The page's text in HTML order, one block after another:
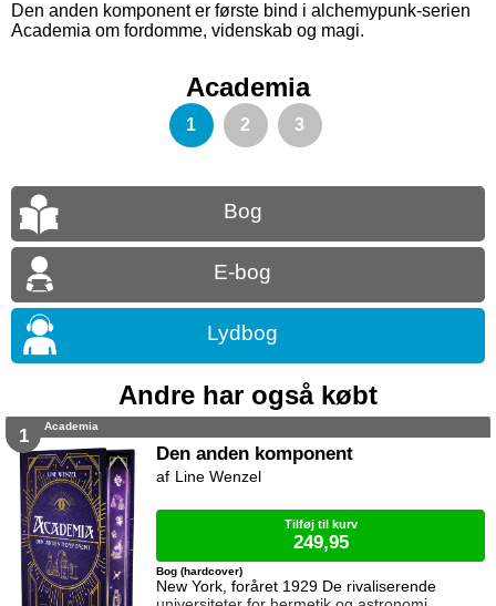
Den anden komponent er første bind i alchemypunk-serien
Academia om fordomme, videnskab og magi.
Academia
1 2 3
Bog
E-bog
Lydbog
Andre har også købt
1 Academia
Den anden komponent
New York, foråret 1929 De rivaliserende
Bog (hardcover)
Line Wenzel
Tilføj til kurv
249,95